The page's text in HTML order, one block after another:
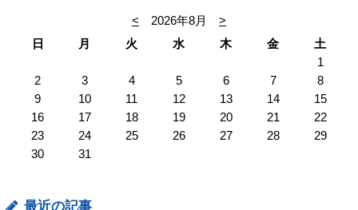
< 2026年8月
>
日
月 火 水 木 金
土
1
2
3 4 5 6 7
8
9
10 11 12 13 14
15
16
17 18 19 20 21
22
23
24 25 26 27 28
29
30
31
最近の記事